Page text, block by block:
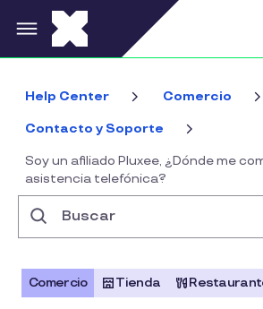
Pasar al contenido principal
Help Center Comercio
Contacto y Soporte
Soy un afiliado Pluxee, ¿Dónde me
asistencia telefónica?
Comercio Tienda